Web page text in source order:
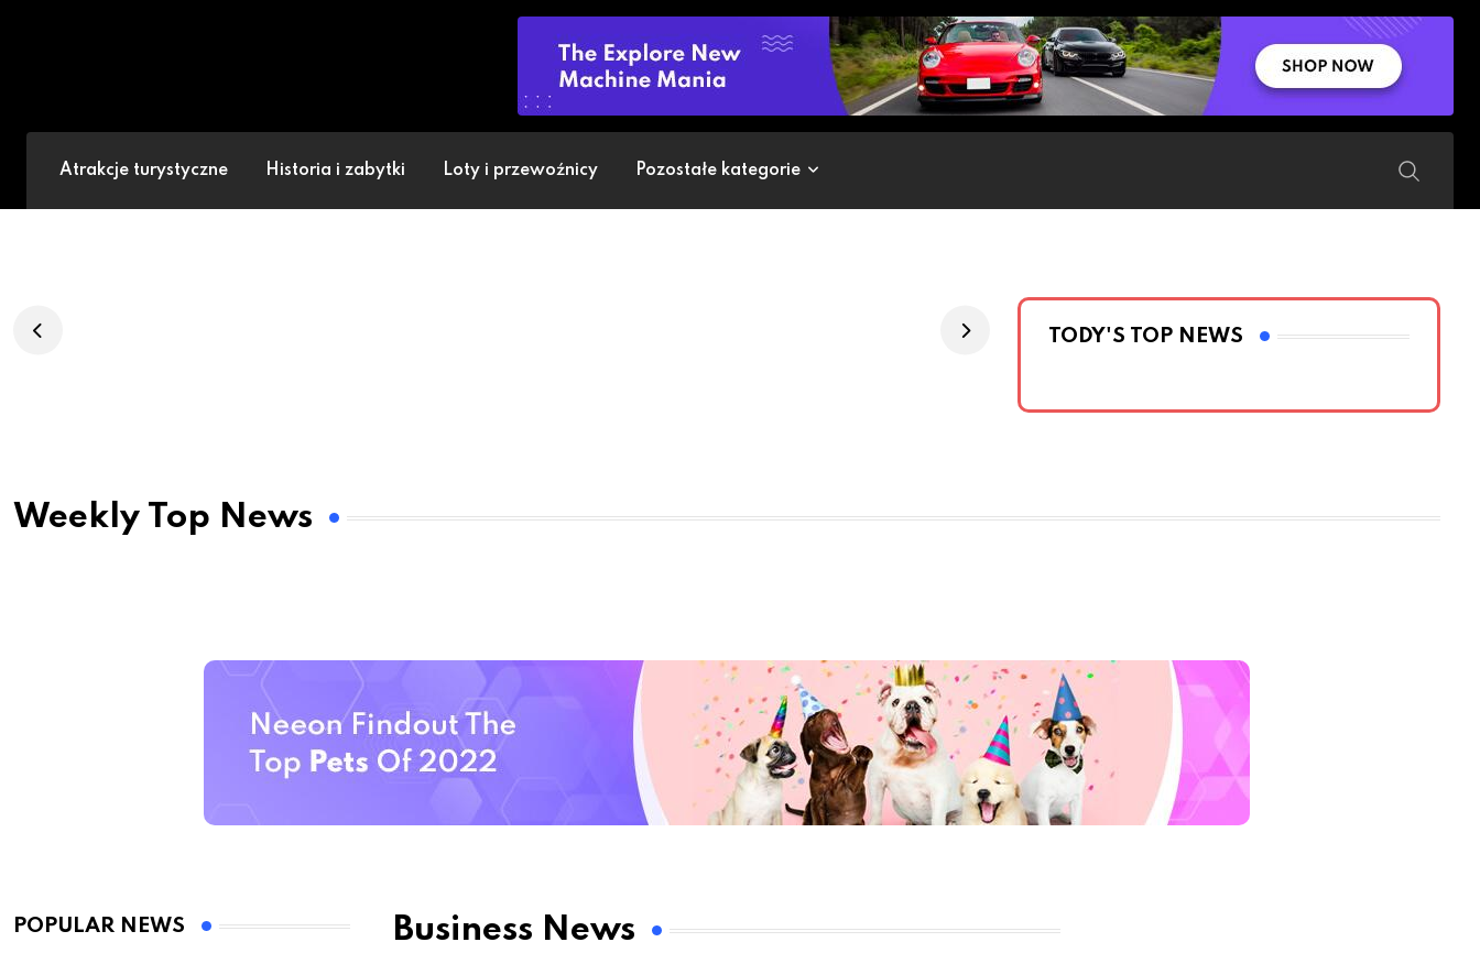
Atrakcje turystyczne Historia i zabytki Loty i przewoźnicy Pozostałe kategorie
TODY'S TOP NEWS
Weekly Top News
POPULAR NEWS Business News